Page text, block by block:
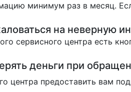
минимум раз в месяц.
на неверную
сервисного центра есть
деньги при
центра предоставить вам